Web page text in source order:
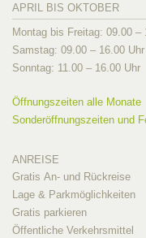
APRIL BIS OKTOBER
Montag bis Freitag: 09.00 –
Samstag: 09.00 – 16.00 Uhr
Sonntag: 11.00 – 16.00 Uhr
Öffnungszeiten alle Monate
Sonderöffnungszeiten und
ANREISE
Gratis An- und Rückreise
Lage & Parkmöglichkeiten
Gratis parkieren
Öffentliche Verkehrsmittel